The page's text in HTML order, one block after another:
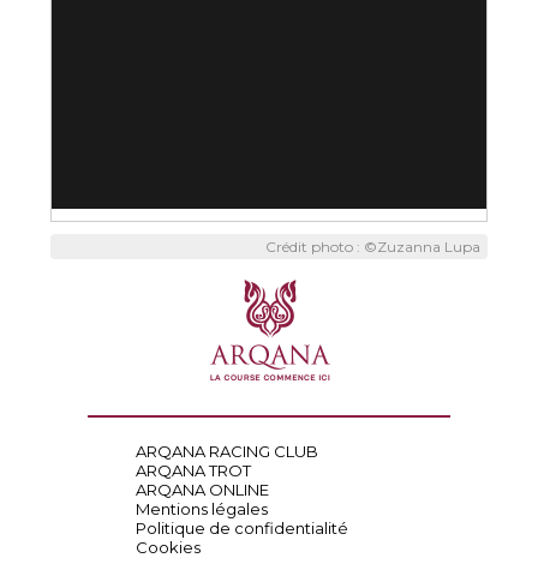
Crédit photo : ©Zuzanna Lupa
ARQANA RACING CLUB
ARQANA TROT
ARQANA ONLINE
Mentions légales
Politique de confidentialité
Cookies